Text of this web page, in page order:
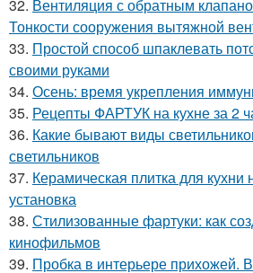
32. Вентиляция с обратным
Тонкости сооружения вытяжной
33. Простой способ шпаклевать
своими руками
34. Осень: время укрепления
35. Рецепты ФАРТУК на кухне за 2
36. Какие бывают виды
светильников
37. Керамическая плитка для кухни
установка
38. Стилизованные фартуки: как
кинофильмов
39. Пробка в интерьере прихожей.